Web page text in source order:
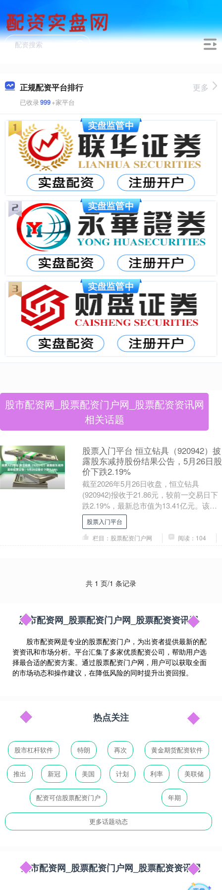
正规配资平台排行
已收录999+家平台
更多
股市配资网_股票配资门户网_股票配资资讯网
相关话题
股票入门平台 恒立钻具（920942）披
露股东减持股份结果公告，5月26日股
价下跌2.19%
截至2026年5月26日收盘，恒立钻具
(920942)报收于21.86元，较前一交易日下
跌2.19%，最新总市值为13.41亿元。该股
当日开盘22.36元，最高....
股票入门平台
栏目：股票配资门户网
阅读：104
共 1 页/1 条记录
股市配资网_股票配资门户网_股票配资资讯网
股市配资网是专业的股票配资门户，为出资者提供最新的配
资资讯和市场分析。平台汇集了多家优质配资公司，帮助用户选
择最合适的配资方案。通过股票配资门户网，用户可以获取全面
的市场动态和操作建议，在降低风险的同时提升出资回报。
热点关注
股市杠杆软件 特朗 再次 黄金期货配资软件
推出 新冠 美国 计划 利率 美联储
配资可信股票配资门户 年期
更多话题动态
股市配资网_股票配资门户网_股票配资资讯网